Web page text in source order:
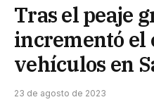
Tras el peaje
incrementó el
vehículos en
23 de agosto de 2023